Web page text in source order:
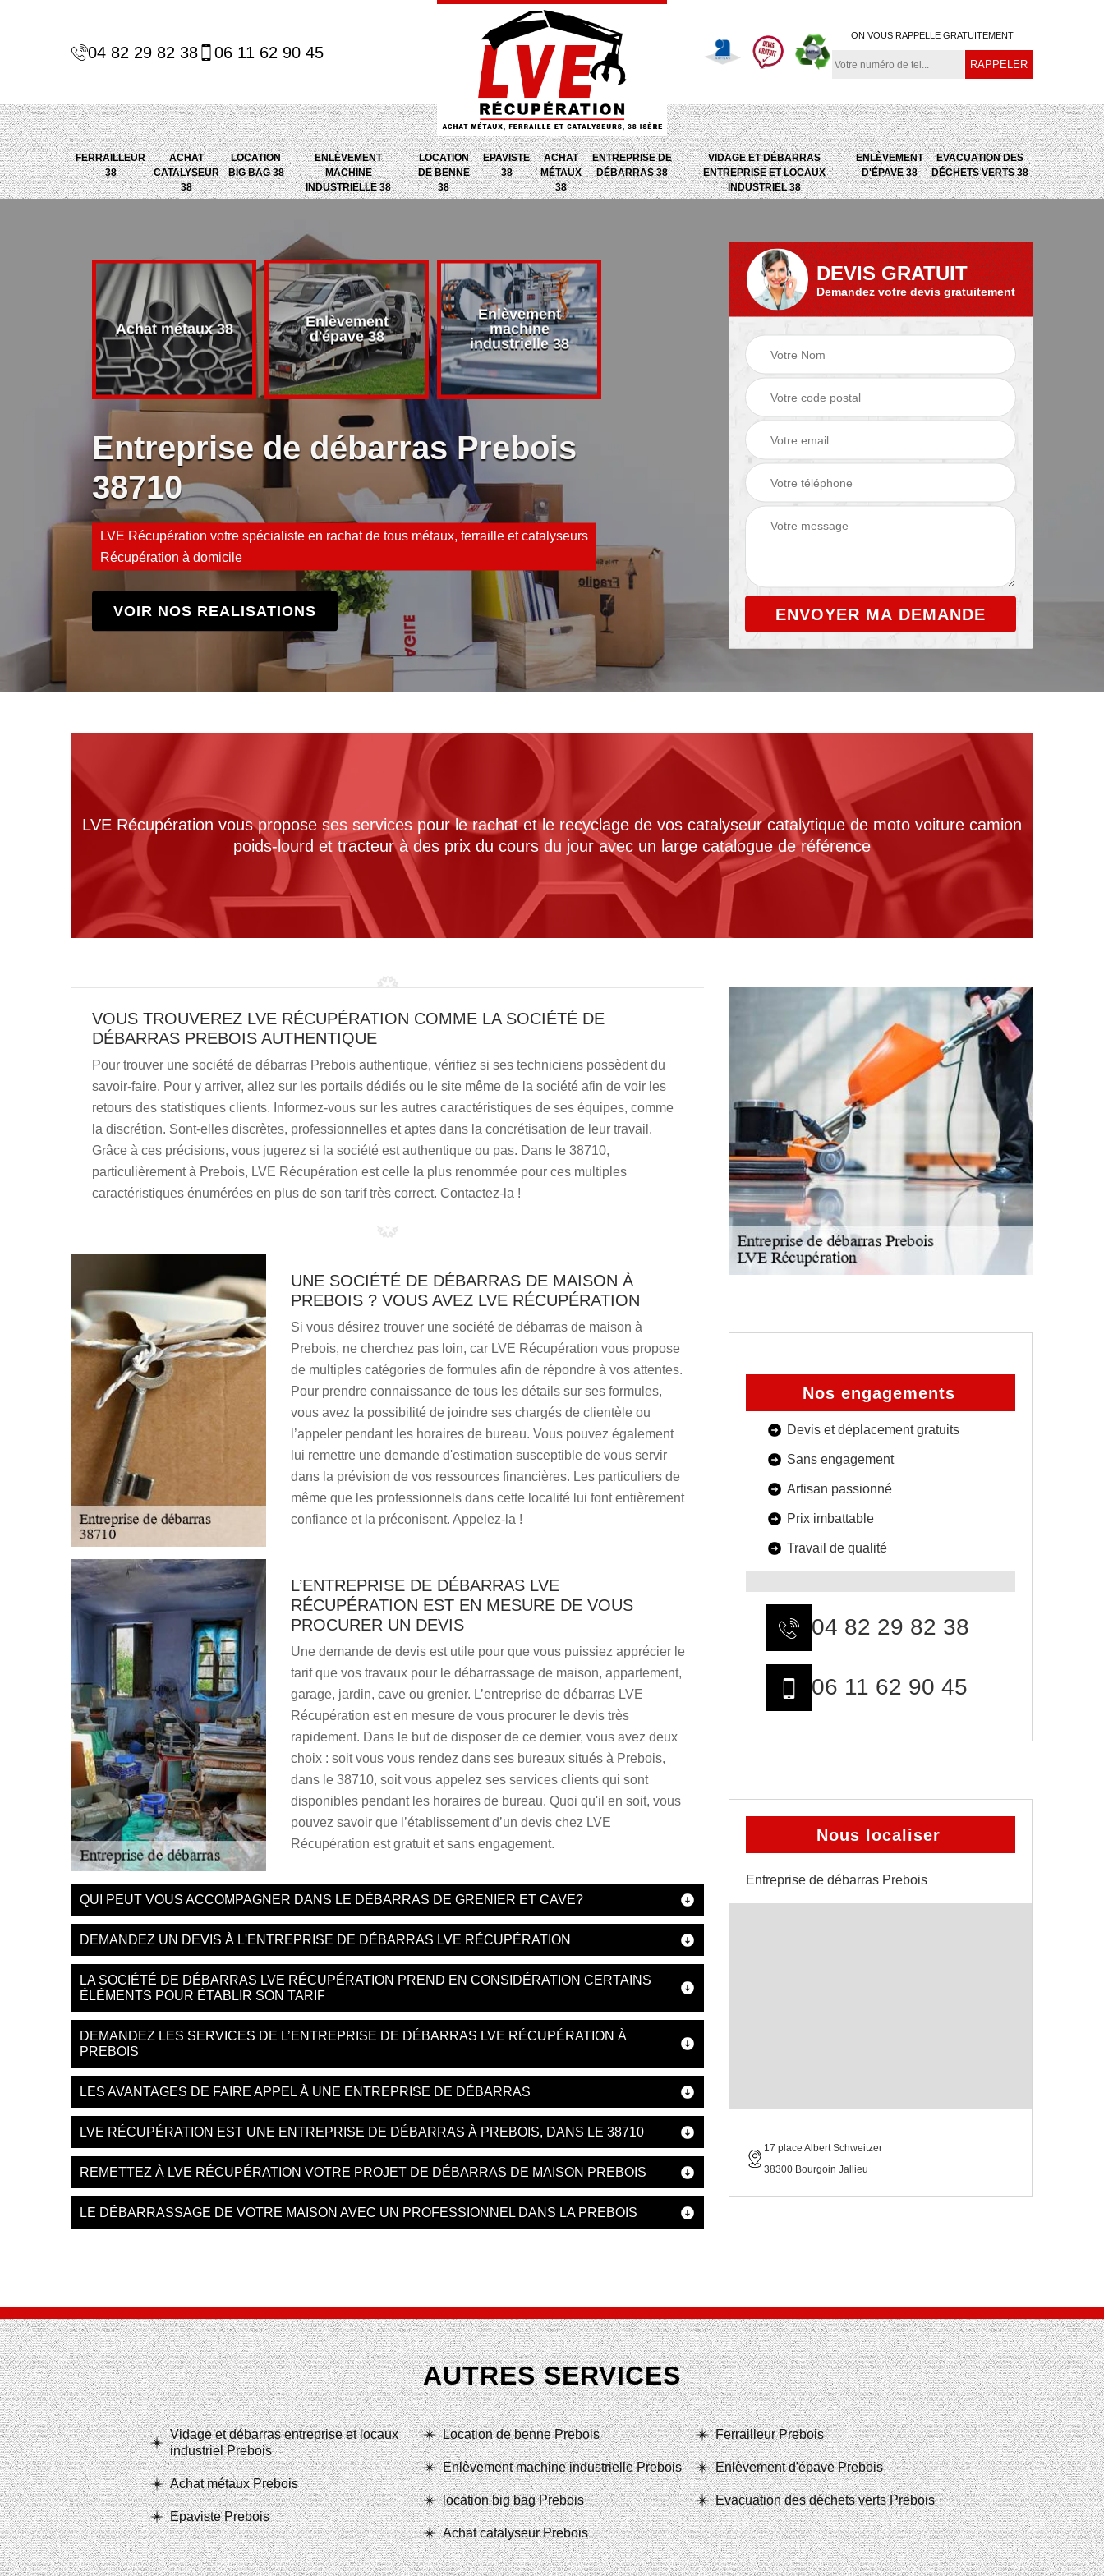
04 82 29 82 38 06 11 62 90 45
ON VOUS RAPPELLE GRATUITEMENT
FERRAILLEUR
38
ACHAT
CATALYSEUR
38
LOCATION
BIG BAG 38
ENLÈVEMENT
MACHINE
INDUSTRIELLE 38
LOCATION
DE BENNE
38
EPAVISTE
38
ACHAT
MÉTAUX
38
ENTREPRISE DE
DÉBARRAS 38
VIDAGE ET DÉBARRAS
ENTREPRISE ET LOCAUX
INDUSTRIEL 38
ENLÈVEMENT
D'ÉPAVE 38
EVACUATION DES
DÉCHETS VERTS 38
Achat métaux 38
Enlèvement
d'épave 38
Enlèvement
machine
industrielle 38
Entreprise de
Evacuation des
déchets verts 38
Entreprise de débarras Prebois
38710
LVE Récupération votre spécialiste en rachat de tous métaux, ferraille et catalyseurs
Récupération à domicile
VOIR NOS REALISATIONS
DEVIS GRATUIT
Demandez votre devis gratuitement
LVE Récupération vous propose ses services pour le rachat et le recyclage de vos catalyseur catalytique de moto voiture camion
poids-lourd et tracteur à des prix du cours du jour avec un large catalogue de référence
VOUS TROUVEREZ LVE RÉCUPÉRATION COMME LA SOCIÉTÉ DE
DÉBARRAS PREBOIS AUTHENTIQUE
Pour trouver une société de débarras Prebois authentique, vérifiez si ses techniciens possèdent du
savoir-faire. Pour y arriver, allez sur les portails dédiés ou le site même de la société afin de voir les
retours des statistiques clients. Informez-vous sur les autres caractéristiques de ses équipes, comme
la discrétion. Sont-elles discrètes, professionnelles et aptes dans la concrétisation de leur travail.
Grâce à ces précisions, vous jugerez si la société est authentique ou pas. Dans le 38710,
particulièrement à Prebois, LVE Récupération est celle la plus renommée pour ces multiples
caractéristiques énumérées en plus de son tarif très correct. Contactez-la !
UNE SOCIÉTÉ DE DÉBARRAS DE MAISON À
PREBOIS ? VOUS AVEZ LVE RÉCUPÉRATION
Si vous désirez trouver une société de débarras de maison à
Prebois, ne cherchez pas loin, car LVE Récupération vous propose
de multiples catégories de formules afin de répondre à vos attentes.
Pour prendre connaissance de tous les détails sur ses formules,
vous avez la possibilité de joindre ses chargés de clientèle ou
l’appeler pendant les horaires de bureau. Vous pouvez également
lui remettre une demande d'estimation susceptible de vous servir
dans la prévision de vos ressources financières. Les particuliers de
même que les professionnels dans cette localité lui font entièrement
confiance et la préconisent. Appelez-la !
L’ENTREPRISE DE DÉBARRAS LVE
RÉCUPÉRATION EST EN MESURE DE VOUS
PROCURER UN DEVIS
Une demande de devis est utile pour que vous puissiez apprécier le
tarif que vos travaux pour le débarrassage de maison, appartement,
garage, jardin, cave ou grenier. L’entreprise de débarras LVE
Récupération est en mesure de vous procurer le devis très
rapidement. Dans le but de disposer de ce dernier, vous avez deux
choix : soit vous vous rendez dans ses bureaux situés à Prebois,
dans le 38710, soit vous appelez ses services clients qui sont
disponibles pendant les horaires de bureau. Quoi qu'il en soit, vous
pouvez savoir que l’établissement d’un devis chez LVE
Récupération est gratuit et sans engagement.
QUI PEUT VOUS ACCOMPAGNER DANS LE DÉBARRAS DE GRENIER ET CAVE?
DEMANDEZ UN DEVIS À L'ENTREPRISE DE DÉBARRAS LVE RÉCUPÉRATION
LA SOCIÉTÉ DE DÉBARRAS LVE RÉCUPÉRATION PREND EN CONSIDÉRATION CERTAINS
ÉLÉMENTS POUR ÉTABLIR SON TARIF
DEMANDEZ LES SERVICES DE L’ENTREPRISE DE DÉBARRAS LVE RÉCUPÉRATION À
PREBOIS
LES AVANTAGES DE FAIRE APPEL À UNE ENTREPRISE DE DÉBARRAS
LVE RÉCUPÉRATION EST UNE ENTREPRISE DE DÉBARRAS À PREBOIS, DANS LE 38710
REMETTEZ À LVE RÉCUPÉRATION VOTRE PROJET DE DÉBARRAS DE MAISON PREBOIS
LE DÉBARRASSAGE DE VOTRE MAISON AVEC UN PROFESSIONNEL DANS LA PREBOIS
Nos engagements
Devis et déplacement gratuits
Sans engagement
Artisan passionné
Prix imbattable
Travail de qualité
04 82 29 82 38
06 11 62 90 45
Nous localiser
Entreprise de débarras Prebois
17 place Albert Schweitzer
38300 Bourgoin Jallieu
AUTRES SERVICES
Vidage et débarras entreprise et locaux
industriel Prebois
Achat métaux Prebois
Epaviste Prebois
Location de benne Prebois
Enlèvement machine industrielle Prebois
location big bag Prebois
Achat catalyseur Prebois
Ferrailleur Prebois
Enlèvement d'épave Prebois
Evacuation des déchets verts Prebois